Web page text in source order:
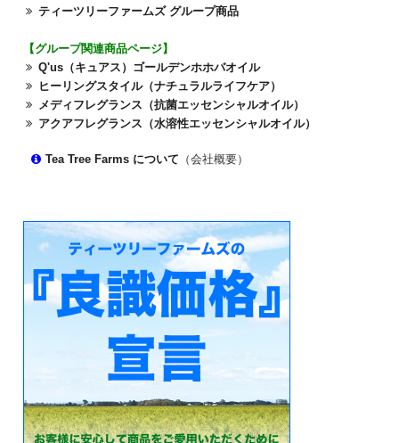
ティーツリーファームズ グループ商品
【グループ関連商品ページ】
Q'us（キュアス）ゴールデンホホバオイル
ヒーリングスタイル（ナチュラルライフケア）
メディフレグランス（抗菌エッセンシャルオイル）
アクアフレグランス（水溶性エッセンシャルオイル）
Tea Tree Farms について （会社概要）